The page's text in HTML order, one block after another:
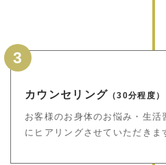
3
カウンセリング （30分程度）
お客様のお身体のお悩み・生
にヒアリングさせていただきま